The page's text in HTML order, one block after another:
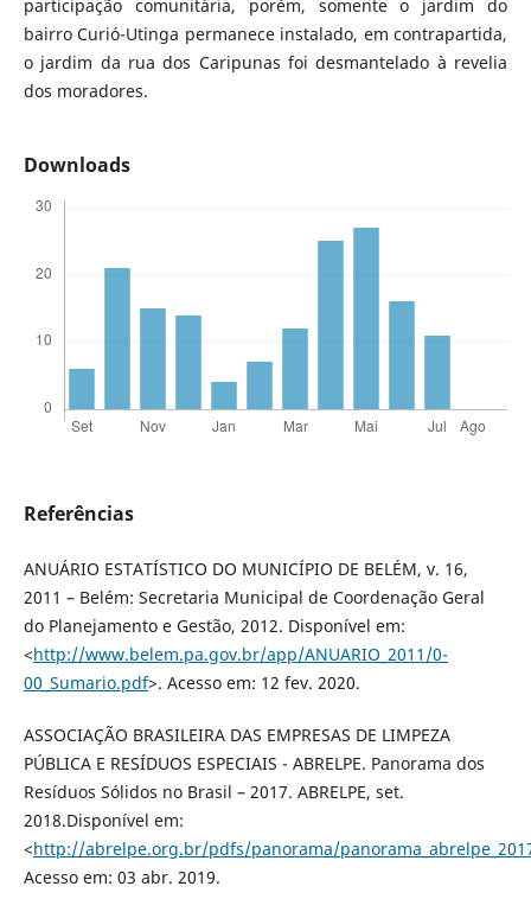
participação comunitária, porém, somente o jardim do
bairro Curió-Utinga permanece instalado, em contrapartida,
o jardim da rua dos Caripunas foi desmantelado à revelia
dos moradores.
Downloads
Referências
ANUÁRIO ESTATÍSTICO DO MUNICÍPIO DE BELÉM, v. 16,
2011 – Belém: Secretaria Municipal de Coordenação Geral
do Planejamento e Gestão, 2012. Disponível em:
<http://www.belem.pa.gov.br/app/ANUARIO_2011/0-
00_Sumario.pdf>. Acesso em: 12 fev. 2020.
ASSOCIAÇÃO BRASILEIRA DAS EMPRESAS DE LIMPEZA
PÚBLICA E RESÍDUOS ESPECIAIS - ABRELPE. Panorama dos
Resíduos Sólidos no Brasil – 2017. ABRELPE, set.
2018.Disponível em:
<http://abrelpe.org.br/pdfs/panorama/
Acesso em: 03 abr. 2019.